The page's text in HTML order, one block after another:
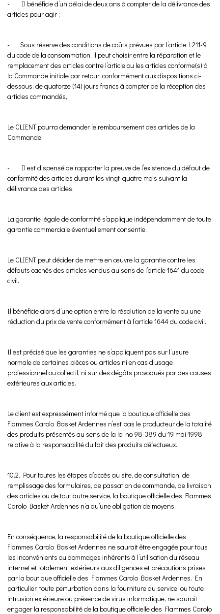
- Il bénéficie d’un délai de deux ans à compter de la délivrance des
articles pour agir ;
- Sous réserve des conditions de coûts prévues par l’article L211-9
du code de la consommation, il peut choisir entre la réparation et le
remplacement des articles contre l’article ou les articles conforme(s) à
la Commande initiale par retour, conformément aux dispositions ci-
dessous, de quatorze (14) jours francs à compter de la réception des
articles commandés,
Le CLIENT pourra demander le remboursement des articles de la
Commande.
- Il est dispensé de rapporter la preuve de l’existence du défaut de
conformité des articles durant les vingt-quatre mois suivant la
délivrance des articles.
La garantie légale de conformité s’applique indépendamment de toute
garantie commerciale éventuellement consentie.
Le CLIENT peut décider de mettre en œuvre la garantie contre les
défauts cachés des articles vendus au sens de l’article 1641 du code
civil.
Il bénéficie alors d’une option entre la résolution de la vente ou une
réduction du prix de vente conformément à l’article 1644 du code civil.
Il est précisé que les garanties ne s’appliquent pas sur l’usure
normale de certaines pièces ou articles ni en cas d’usage
professionnel ou collectif, ni sur des dégâts provoqués par des causes
extérieures aux articles.
Le client est expressément informé que la boutique officielle des
Flammes Carolo Basket Ardennes n’est pas le producteur de la totalité
des produits présentés au sens de la loi no 98-389 du 19 mai 1998
relative à la responsabilité du fait des produits défectueux.
10.2. Pour toutes les étapes d’accès au site, de consultation, de
remplissage des formulaires, de passation de commande, de livraison
des articles ou de tout autre service, la boutique officielle des Flammes
Carolo Basket Ardennes n’a qu’une obligation de moyens.
En conséquence, la responsabilité de la boutique officielle des
Flammes Carolo Basket Ardennes ne saurait être engagée pour tous
les inconvénients ou dommages inhérents à l’utilisation du réseau
internet et totalement extérieurs aux diligences et précautions prises
par la boutique officielle des Flammes Carolo Basket Ardennes. En
particulier, toute perturbation dans la fourniture du service, ou toute
intrusion extérieure ou présence de virus informatique, ne saurait
engager la responsabilité de la boutique officielle des Flammes Carolo